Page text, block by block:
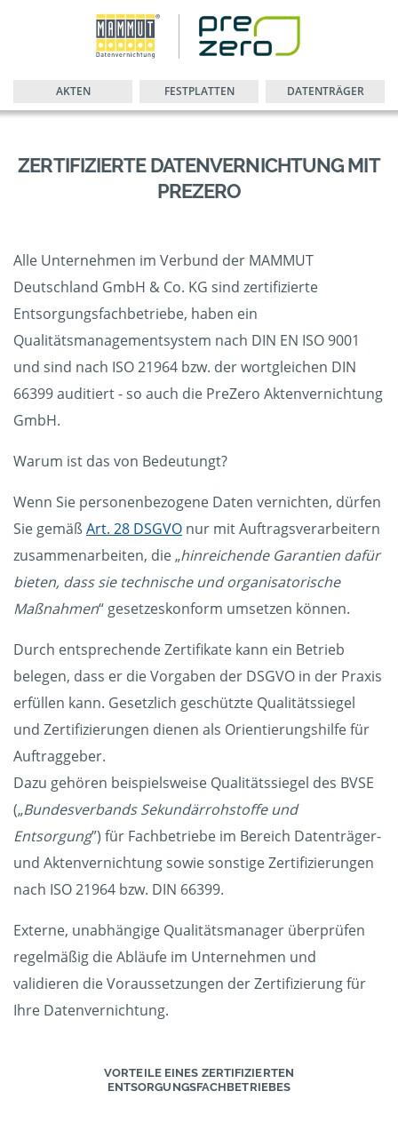
AKTEN FESTPLATTEN DATENTRÄGER
ZERTIFIZIERTE DATENVERNICHTUNG MIT
PREZERO
Alle Unternehmen im Verbund der MAMMUT
Deutschland GmbH & Co. KG sind zertifizierte
Entsorgungsfachbetriebe, haben ein
Qualitätsmanagementsystem nach DIN EN ISO 9001
und sind nach ISO 21964 bzw. der wortgleichen DIN
66399 auditiert - so auch die PreZero Aktenvernichtung
GmbH.
Warum ist das von Bedeutungt?
Wenn Sie personenbezogene Daten vernichten, dürfen
Sie gemäßArt. 28 DSGVO nur mit Auftragsverarbeitern
zusammenarbeiten, die „hinreichende Garantien dafür
bieten, dass sie technische und organisatorische
Maßnahmen“ gesetzeskonform umsetzen können.
Durch entsprechende Zertifikate kann ein Betrieb
belegen, dass er die Vorgaben der DSGVO in der Praxis
erfüllen kann. Gesetzlich geschützte Qualitätssiegel
und Zertifizierungen dienen als Orientierungshilfe für
Auftraggeber.
Dazu gehören beispielsweise Qualitätssiegel des BVSE
(„Bundesverbands Sekundärrohstoffe und
Entsorgung”) für Fachbetriebe im Bereich Datenträger-
und Aktenvernichtung sowie sonstige Zertifizierungen
nach ISO 21964 bzw. DIN 66399.
Externe, unabhängige Qualitätsmanager überprüfen
regelmäßig die Abläufe im Unternehmen und
validieren die Voraussetzungen der Zertifizierung für
Ihre Datenvernichtung.
VORTEILE EINES ZERTIFIZIERTEN
ENTSORGUNGSFACHBETRIEBES